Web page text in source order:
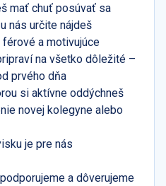
mať chuť posúvať sa
nás určite nájdeš
a motivujúce
na všetko dôležité –
prvého dňa
si aktívne oddýchneš
novej kolegyne alebo
je pre nás
a dôverujeme